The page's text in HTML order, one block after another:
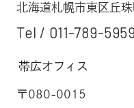
北海道札幌市東区丘
Tel / 011-789-5959
帯広オフィス
〒080-0015